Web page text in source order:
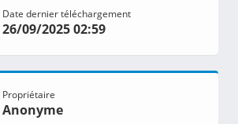
Date dernier téléchargement
26/09/2025 02:59
Propriétaire
Anonyme